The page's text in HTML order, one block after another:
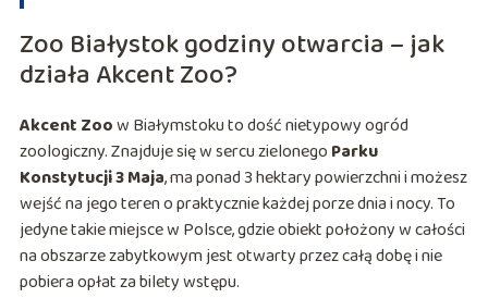
Zoo Białystok godziny otwarcia – jak
działa Akcent Zoo?
Akcent Zoow Białymstoku to dość nietypowy ogród
zoologiczny. Znajduje się w sercu zielonego Parku
Konstytucji 3 Maja, ma ponad 3 hektary powierzchni i możesz
wejść na jego teren o praktycznie każdej porze dnia i nocy. To
jedyne takie miejsce w Polsce, gdzie obiekt położony w całości
na obszarze zabytkowym jest otwarty przez całą dobę i nie
pobiera opłat za bilety wstępu.